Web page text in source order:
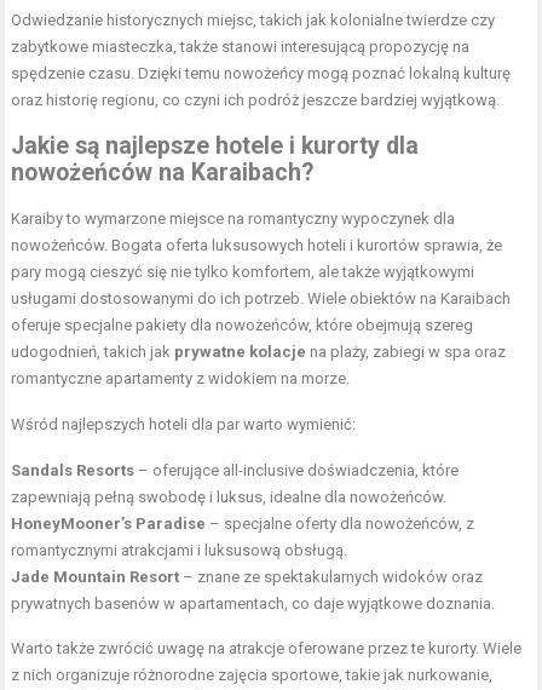
Odwiedzanie historycznych miejsc, takich jak kolonialne twierdze czy
zabytkowe miasteczka, także stanowi interesującą propozycję na
spędzenie czasu. Dzięki temu nowożeńcy mogą poznać lokalną kulturę
oraz historię regionu, co czyni ich podróż jeszcze bardziej wyjątkową.
Jakie są najlepsze hotele i kurorty dla
nowożeńców na Karaibach?
Karaiby to wymarzone miejsce na romantyczny wypoczynek dla
nowożeńców. Bogata oferta luksusowych hoteli i kurortów sprawia, że
pary mogą cieszyć się nie tylko komfortem, ale także wyjątkowymi
usługami dostosowanymi do ich potrzeb. Wiele obiektów na Karaibach
oferuje specjalne pakiety dla nowożeńców, które obejmują szereg
udogodnień, takich jak prywatne kolacje na plaży, zabiegi w spa oraz
romantyczne apartamenty z widokiem na morze.
Wśród najlepszych hoteli dla par warto wymienić:
Sandals Resorts – oferujące all-inclusive doświadczenia, które
zapewniają pełną swobodę i luksus, idealne dla nowożeńców.
HoneyMooner’s Paradise – specjalne oferty dla nowożeńców, z
romantycznymi atrakcjami i luksusową obsługą.
Jade Mountain Resort – znane ze spektakularnych widoków oraz
prywatnych basenów w apartamentach, co daje wyjątkowe doznania.
Warto także zwrócić uwagę na atrakcje oferowane przez te kurorty. Wiele
z nich organizuje różnorodne zajęcia sportowe, takie jak nurkowanie,